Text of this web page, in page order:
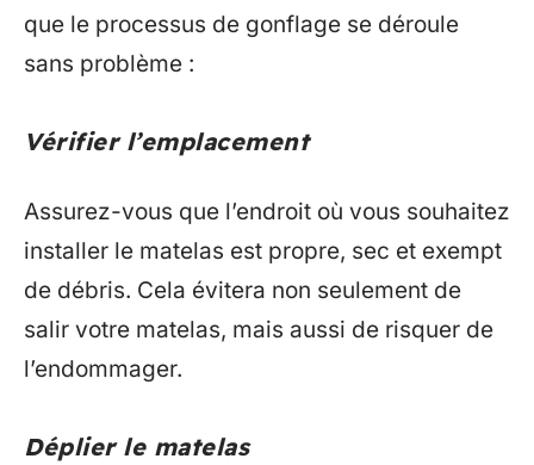
que le processus de gonflage se déroule
sans problème :
Vérifier l’emplacement
Assurez-vous que l’endroit où vous souhaitez
installer le matelas est propre, sec et exempt
de débris. Cela évitera non seulement de
salir votre matelas, mais aussi de risquer de
l’endommager.
Déplier le matelas